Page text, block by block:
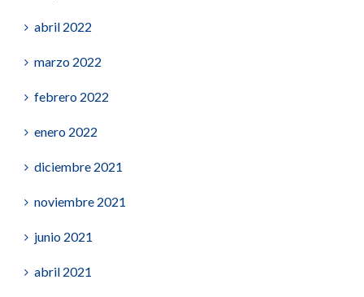
abril 2022
marzo 2022
febrero 2022
enero 2022
diciembre 2021
noviembre 2021
junio 2021
abril 2021